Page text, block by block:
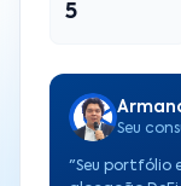
5
Seu
"Seu portfólio